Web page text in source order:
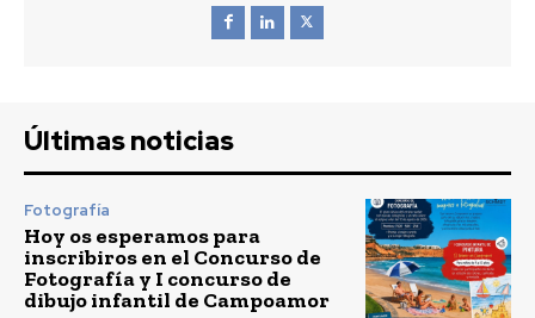
Últimas noticias
Fotografía
Hoy os esperamos para
inscribiros en el Concurso de
Fotografía y I concurso de
dibujo infantil de Campoamor